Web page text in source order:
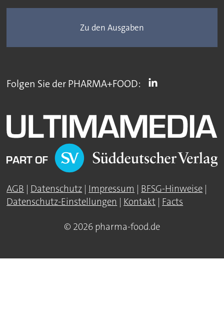
Zu den Ausgaben
Folgen Sie der PHARMA+FOOD:
AGB | Datenschutz | Impressum | BFSG-Hinweise |
Datenschutz-Einstellungen | Kontakt | Facts
© 2026 pharma-food.de